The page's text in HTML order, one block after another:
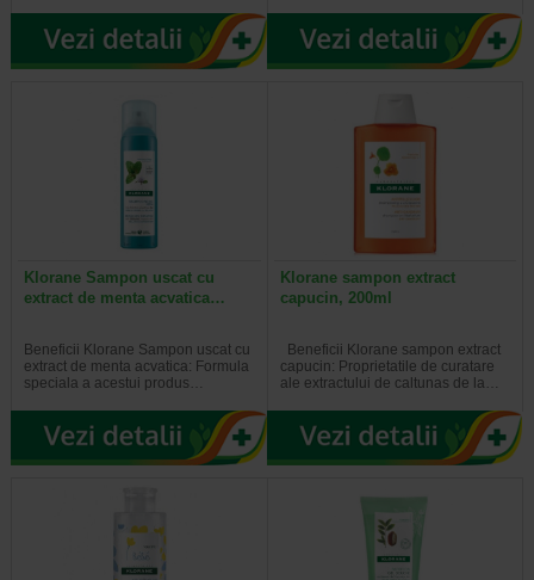
Klorane Sampon uscat cu
extract de menta acvatica…
Beneficii Klorane Sampon uscat cu
extract de menta acvatica: Formula
speciala a acestui produs…
Klorane sampon extract
capucin, 200ml
Beneficii Klorane sampon extract
capucin: Proprietatile de curatare
ale extractului de caltunas de la…